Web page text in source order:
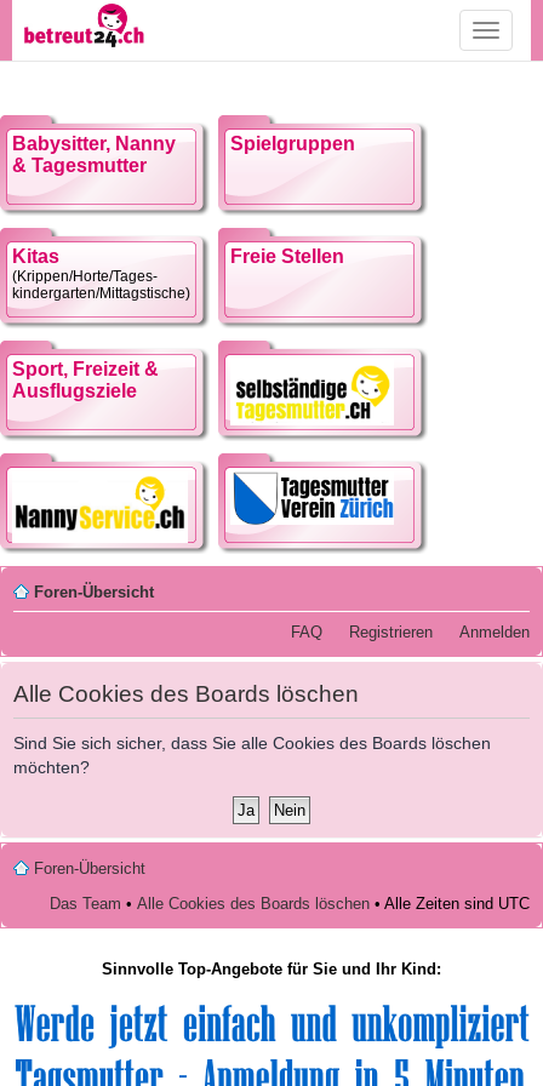
Toggle
Babysitter, Nanny
& Tagesmutter
Spielgruppen
Kitas
(Krippen/Horte/Tages-
kindergarten/Mittagstische)
Freie Stellen
Sport, Freizeit &
Ausflugsziele
Foren-Übersicht
FAQ Registrieren Anmelden
Alle Cookies des Boards löschen
Sind Sie sich sicher, dass Sie alle Cookies des Boards löschen
möchten?
Foren-Übersicht
Das Team • Alle Cookies des Boards löschen • Alle Zeiten sind UTC
Sinnvolle Top-Angebote für Sie und Ihr Kind: